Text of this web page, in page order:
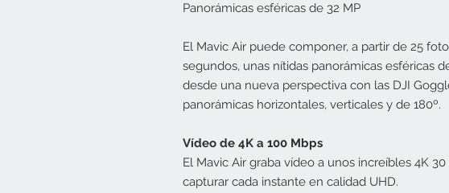
Panorámicas esféricas de 32 MP
El Mavic Air puede componer, a partir de 25
segundos, unas nítidas panorámicas esféricas
desde una nueva perspectiva con las DJI
panorámicas horizontales, verticales y de 180º.
Vídeo de 4K a 100 Mbps
El Mavic Air graba vídeo a unos increíbles 4K
capturar cada instante en calidad UHD.